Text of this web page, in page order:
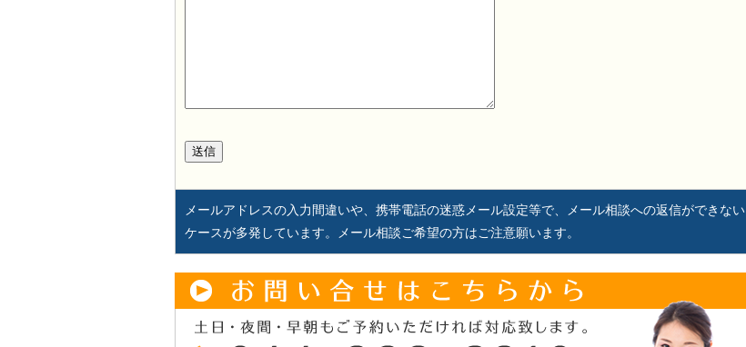
メールアドレスの入力間違いや、携帯電話の迷惑メール設定等で、メール相談への返信ができない
ケースが多発しています。メール相談ご希望の方はご注意願います。